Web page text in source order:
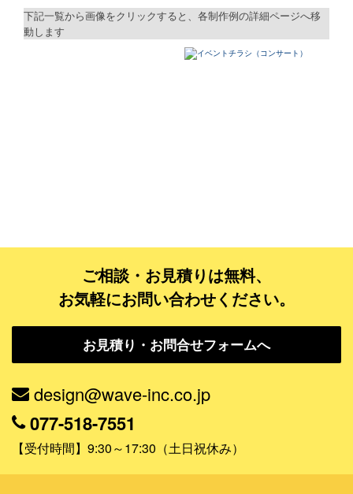
制作プランで探す
ジャンルで探す
販売・ショップ・サービス
観光・旅行会社・ホテル・旅館
学校・塾・習い事
コンサート・ライブ・演劇
美容室・サロン・クリニック
下記一覧から画像をクリックすると、各制作例の詳細ページへ移
動します
ご相談・お見積りは無料、
お気軽にお問い合わせください。
お見積り・お問合せフォームへ
design@wave-inc.co.jp
077-518-7551
【受付時間】9:30～17:30（土日祝休み）